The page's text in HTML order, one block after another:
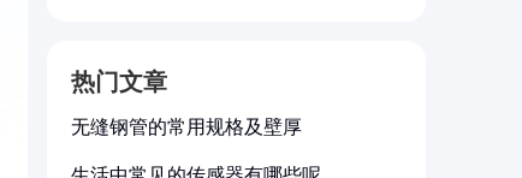
热门文章
无缝钢管的常用规格及壁厚